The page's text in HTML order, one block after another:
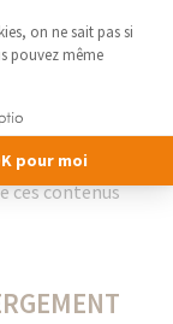
engager
Courtage,
conditions
ces contenus
on ne sait pas si
pouvez même
pour moi